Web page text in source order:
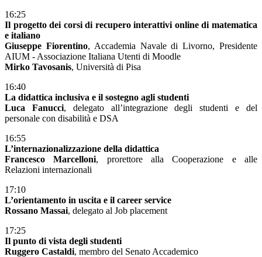
16:25
Il progetto dei corsi di recupero interattivi online di matematica
e italiano
Giuseppe Fiorentino, Accademia Navale di Livorno, Presidente
AIUM - Associazione Italiana Utenti di Moodle
Mirko Tavosanis, Università di Pisa
16:40
La didattica inclusiva e il sostegno agli studenti
Luca Fanucci, delegato all’integrazione degli studenti e del
personale con disabilità e DSA
16:55
L’internazionalizzazione della didattica
Francesco Marcelloni, prorettore alla Cooperazione e alle
Relazioni internazionali
17:10
L’orientamento in uscita e il career service
Rossano Massai, delegato al Job placement
17:25
Il punto di vista degli studenti
Ruggero Castaldi, membro del Senato Accademico